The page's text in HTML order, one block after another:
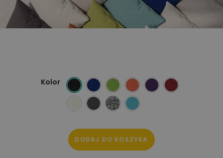
Kolor
DODAJ DO KOSZYKA